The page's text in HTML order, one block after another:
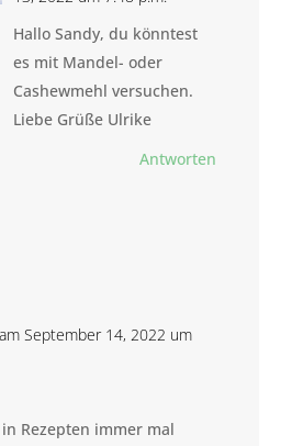
Hallo Sandy, du könntest
es mit Mandel- oder
Cashewmehl versuchen.
Liebe Grüße Ulrike
Antworten
am September 14, 2022 um
Rezepten immer mal